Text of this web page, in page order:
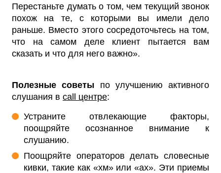
Перестаньте думать о том, чем текущий звонок
похож на те, с которыми вы имели дело
раньше. Вместо этого сосредоточьтесь на том,
что на самом деле клиент пытается вам
сказать и что для него важно».
Полезные советы по улучшению активного
слушания в call центре:
Устраните отвлекающие факторы,
поощряйте осознанное внимание к
слушанию.
Поощряйте операторов делать словесные
кивки, такие как «хм» или «ах». Эти приемы